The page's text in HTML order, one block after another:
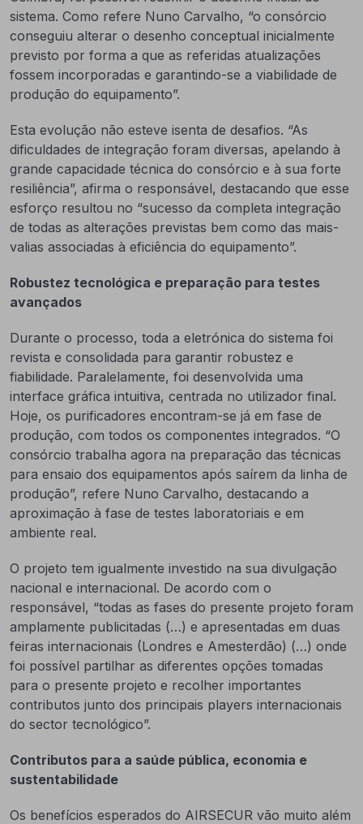
sistema. Como refere Nuno Carvalho, “o consórcio
conseguiu alterar o desenho conceptual inicialmente
previsto por forma a que as referidas atualizações
fossem incorporadas e garantindo-se a viabilidade de
produção do equipamento”.
Esta evolução não esteve isenta de desafios. “As
dificuldades de integração foram diversas, apelando à
grande capacidade técnica do consórcio e à sua forte
resiliência”, afirma o responsável, destacando que esse
esforço resultou no “sucesso da completa integração
de todas as alterações previstas bem como das mais-
valias associadas à eficiência do equipamento”.
Robustez tecnológica e preparação para testes
avançados
Durante o processo, toda a eletrónica do sistema foi
revista e consolidada para garantir robustez e
fiabilidade. Paralelamente, foi desenvolvida uma
interface gráfica intuitiva, centrada no utilizador final.
Hoje, os purificadores encontram-se já em fase de
produção, com todos os componentes integrados. “O
consórcio trabalha agora na preparação das técnicas
para ensaio dos equipamentos após saírem da linha de
produção”, refere Nuno Carvalho, destacando a
aproximação à fase de testes laboratoriais e em
ambiente real.
O projeto tem igualmente investido na sua divulgação
nacional e internacional. De acordo com o
responsável, “todas as fases do presente projeto foram
amplamente publicitadas (…) e apresentadas em duas
feiras internacionais (Londres e Amesterdão) (…) onde
foi possível partilhar as diferentes opções tomadas
para o presente projeto e recolher importantes
contributos junto dos principais players internacionais
do sector tecnológico”.
Contributos para a saúde pública, economia e
sustentabilidade
Os benefícios esperados do AIRSECUR vão muito além